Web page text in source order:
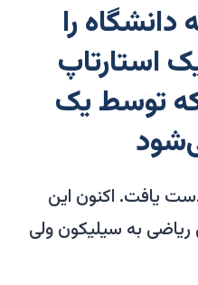
را
استارتاپ
توسط یک
یافت. اکنون این
به سیلیکون ولی